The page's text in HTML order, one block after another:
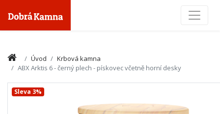
Úvod
Krbová kamna
ABX Arktis 6 - černý plech - pískovec včetně horní desky
Sleva 3%